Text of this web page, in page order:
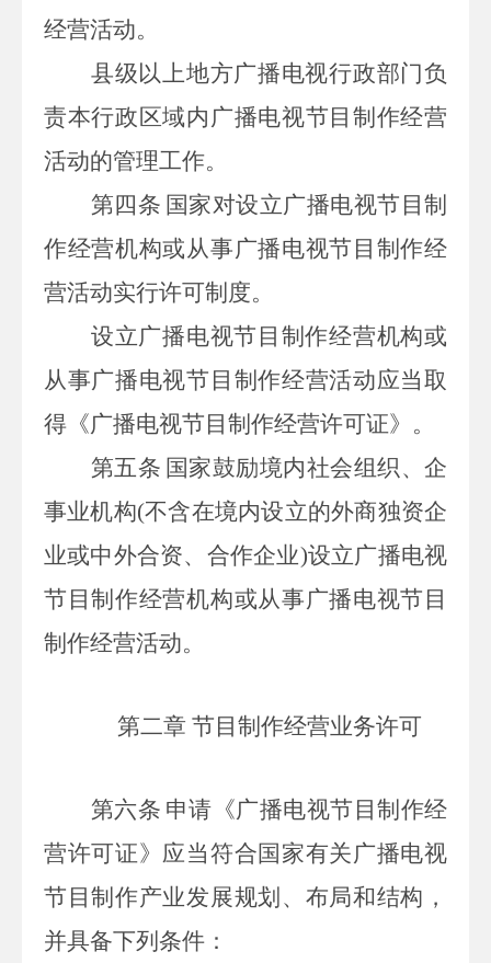
经营活动。
县级以上地方广播电视行政部门负
责本行政区域内广播电视节目制作经营
活动的管理工作。
第四条 国家对设立广播电视节目制
作经营机构或从事广播电视节目制作经
营活动实行许可制度。
设立广播电视节目制作经营机构或
从事广播电视节目制作经营活动应当取
得《广播电视节目制作经营许可证》。
第五条 国家鼓励境内社会组织、企
事业机构(不含在境内设立的外商独资企
业或中外合资、合作企业)设立广播电视
节目制作经营机构或从事广播电视节目
制作经营活动。
第二章 节目制作经营业务许可
第六条 申请《广播电视节目制作经
营许可证》应当符合国家有关广播电视
节目制作产业发展规划、布局和结构，
并具备下列条件：